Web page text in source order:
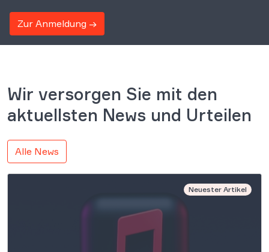
Zur Anmeldung →
Wir versorgen Sie mit den
aktuellsten News und Urteilen
Alle News
Neuester Artikel